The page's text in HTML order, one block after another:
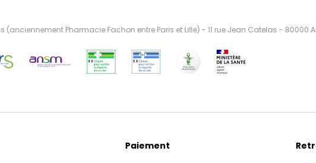
(anciennement Pharmacie Fachon entre Paris et Lille) - 11 rue Jean Catelas - 80000
Paiement